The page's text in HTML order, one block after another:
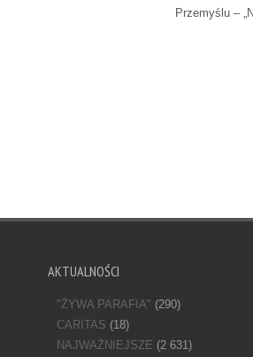
Przemyślu –
AKTUALNOŚCI
"ŻYWA PARAFIA" (290)
CARITAS (18)
NAJWAŻNIEJSZE (2 631)